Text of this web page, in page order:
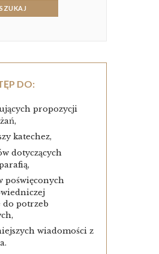
DO:
propozycji
katechez,
dotyczących
poświęconych
do potrzeb
wiadomości z